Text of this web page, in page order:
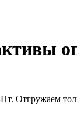
Отгружаем